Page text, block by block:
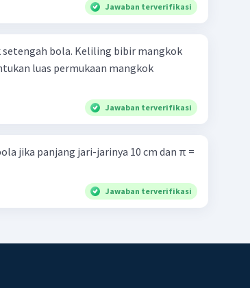
Jawaban terverifikasi
bola. Keliling bibir mangkok
luas permukaan mangkok
Jawaban terverifikasi
jika panjang jari-jarinya 10 cm dan π =
Jawaban terverifikasi